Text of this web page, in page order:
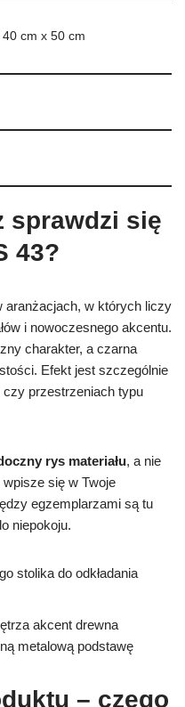
cm x 50 cm
sprawdzi się
43?
aranżacjach, w których liczy
i nowoczesnego akcentu.
charakter, a czarna
Efekt jest szczególnie
przestrzeniach typu
rys materiału, a nie
wpisze się w Twoje
egzemplarzami są tu
niepokoju.
stolika do odkładania
akcent drewna
metalową podstawę
– czego